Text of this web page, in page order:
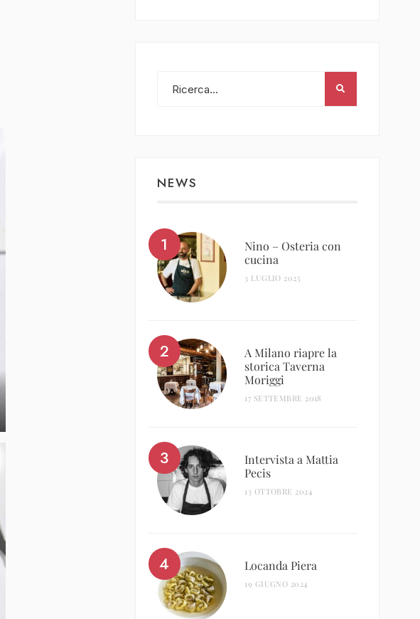
NEWS
Nino – Osteria con
cucina
3 LUGLIO 2025
A Milano riapre la
storica Taverna
Moriggi
17 SETTEMBRE 2018
Intervista a Mattia
Pecis
13 OTTOBRE 2024
Locanda Piera
19 GIUGNO 2024